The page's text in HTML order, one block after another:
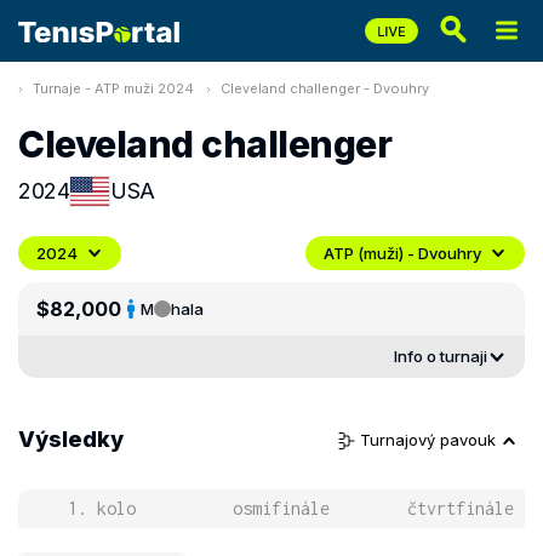
Turnaje - ATP muži 2024 Cleveland challenger - Dvouhry
Cleveland challenger
2024 USA
2024 ATP (muži) - Dvouhry
$82,000 M hala
Info o turnaji
Výsledky Turnajový pavouk
1. kolo osmifinále čtvrtfinále